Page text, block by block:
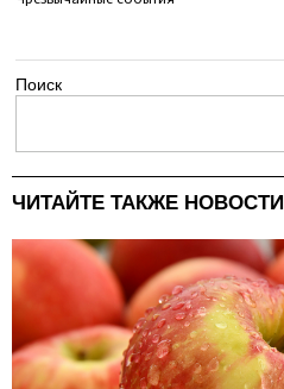
Поиск
ЧИТАЙТЕ ТАКЖЕ НОВОСТИ